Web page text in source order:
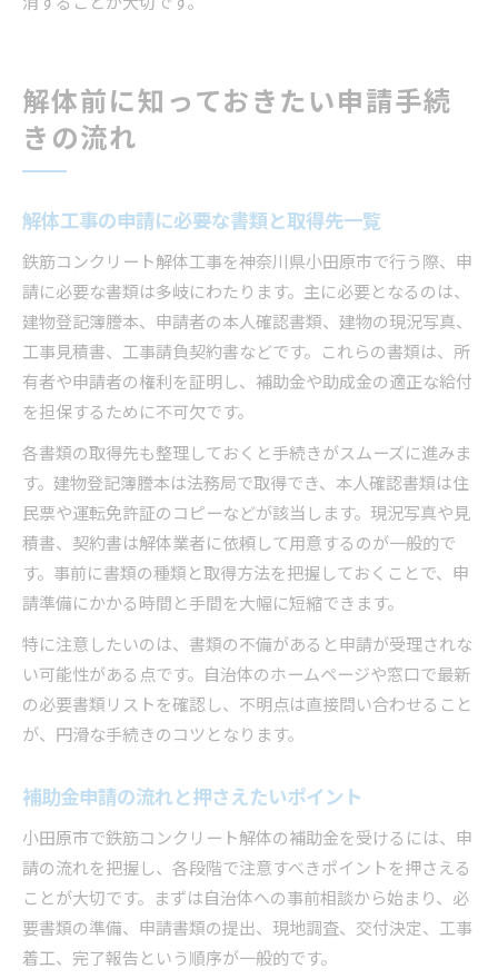
解体前に知っておきたい申請手続
きの流れ
解体工事の申請に必要な書類と取得先一覧
鉄筋コンクリート解体工事を神奈川県小田原市で行う際、申
請に必要な書類は多岐にわたります。主に必要となるのは、
建物登記簿謄本、申請者の本人確認書類、建物の現況写真、
工事見積書、工事請負契約書などです。これらの書類は、所
有者や申請者の権利を証明し、補助金や助成金の適正な給付
を担保するために不可欠です。
各書類の取得先も整理しておくと手続きがスムーズに進みま
す。建物登記簿謄本は法務局で取得でき、本人確認書類は住
民票や運転免許証のコピーなどが該当します。現況写真や見
積書、契約書は解体業者に依頼して用意するのが一般的で
す。事前に書類の種類と取得方法を把握しておくことで、申
請準備にかかる時間と手間を大幅に短縮できます。
特に注意したいのは、書類の不備があると申請が受理されな
い可能性がある点です。自治体のホームページや窓口で最新
の必要書類リストを確認し、不明点は直接問い合わせること
が、円滑な手続きのコツとなります。
補助金申請の流れと押さえたいポイント
小田原市で鉄筋コンクリート解体の補助金を受けるには、申
請の流れを把握し、各段階で注意すべきポイントを押さえる
ことが大切です。まずは自治体への事前相談から始まり、必
要書類の準備、申請書類の提出、現地調査、交付決定、工事
着工、完了報告という順序が一般的です。